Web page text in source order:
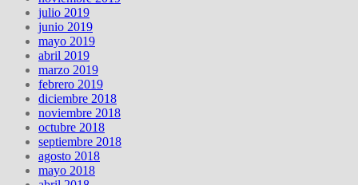
julio 2019
junio 2019
mayo 2019
abril 2019
marzo 2019
febrero 2019
diciembre 2018
noviembre 2018
octubre 2018
septiembre 2018
agosto 2018
mayo 2018